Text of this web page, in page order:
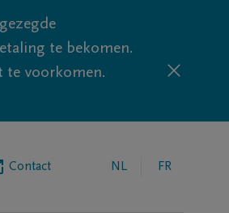
te bekomen.
te voorkomen.
Contact NL FR